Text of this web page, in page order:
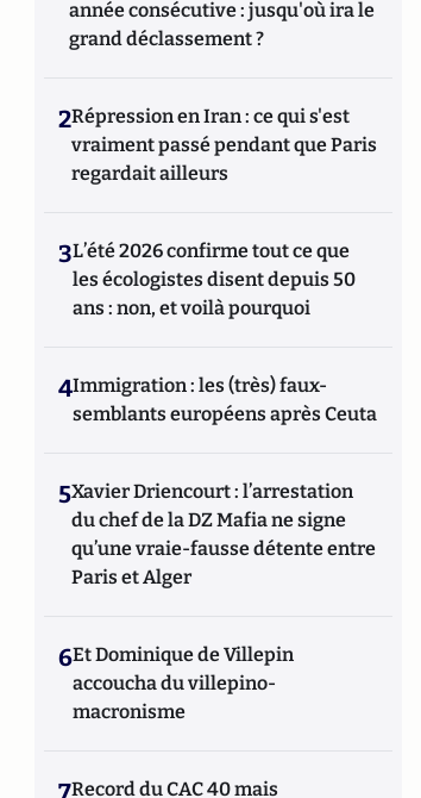
année consécutive : jusqu'où ira le
grand déclassement ?
2Répression en Iran : ce qui s'est
vraiment passé pendant que Paris
regardait ailleurs
3L’été 2026 confirme tout ce que
les écologistes disent depuis 50
ans : non, et voilà pourquoi
4Immigration : les (très) faux-
semblants européens après Ceuta
5Xavier Driencourt : l’arrestation
du chef de la DZ Mafia ne signe
qu’une vraie-fausse détente entre
Paris et Alger
6Et Dominique de Villepin
accoucha du villepino-
macronisme
7Record du CAC 40 mais